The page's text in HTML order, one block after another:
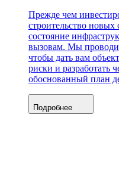
Прежде чем
строительство
состояние
вызовам. Мы
чтобы дать вам
риски и разработать
обоснованный план
Подробнее